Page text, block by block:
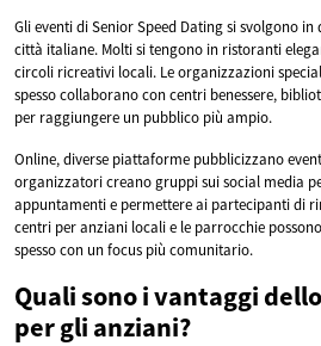
Gli eventi di Senior Speed Dating si svolgono
città italiane. Molti si tengono in ristoranti
circoli ricreativi locali. Le organizzazioni
spesso collaborano con centri benessere,
per raggiungere un pubblico più ampio.
Online, diverse piattaforme pubblicizzano
organizzatori creano gruppi sui social media
appuntamenti e permettere ai partecipanti di
centri per anziani locali e le parrocchie
spesso con un focus più comunitario.
Quali sono i vantaggi
per gli anziani?